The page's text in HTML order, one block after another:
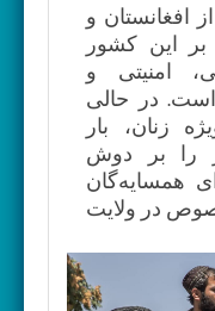
افغانستان و
این کشور
امنیتی و
است. در حالی
زنان، بار
را بر دوش
همسایه‌گان